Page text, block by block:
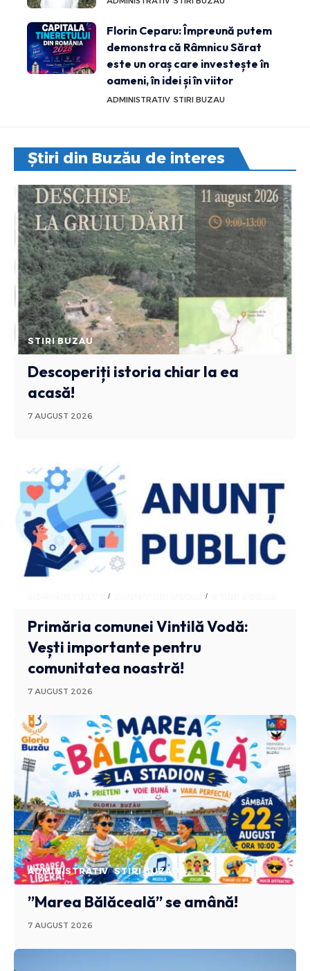
Florin Ceparu: Împreună putem
demonstra că Râmnicu Sărat
este un oraș care investește în
oameni, în idei și în viitor
ADMINISTRATIV STIRI BUZAU
Știri din Buzău de interes
STIRI BUZAU
Descoperiți istoria chiar la ea
acasă!
7 AUGUST 2026
ADMINISTRATIV ANUNTURI BUZAU
Primăria comunei Vintilă Vodă:
Vești importante pentru
comunitatea noastră!
7 AUGUST 2026
ADMINISTRATIV STIRI BUZAU
”Marea Bălăceală” se amână!
7 AUGUST 2026